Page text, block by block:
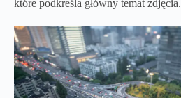
które podkreśla główny temat zdjęcia.